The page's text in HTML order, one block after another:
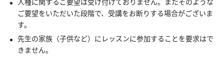
ご要望をいただいた段階で、受講をお断りする場合がございま
す。
先生の家族（子供など）にレッスンに参加することを要求はで
きません。